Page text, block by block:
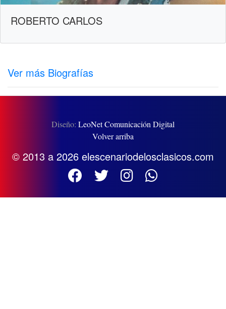
ROBERTO CARLOS
Ver más Biografías
Diseño: LeoNet Comunicación Digital
Volver arriba
© 2013 a 2026 elescenariodelosclasicos.com